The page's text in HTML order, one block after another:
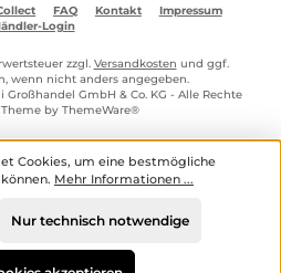
FAQ Kontakt
Impressum
Login
zzgl. Versandkosten und ggf.
wenn nicht anders angegeben.
Großhandel GmbH & Co. KG - Alle Rechte
by ThemeWare®
Cookies, um eine bestmögliche
Mehr Informationen ...
Nur technisch notwendige